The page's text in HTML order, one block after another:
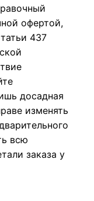
офертой,
437
досадная
изменять
всю
заказа у